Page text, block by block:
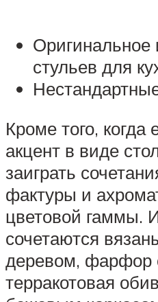
Оригинальное
стульев для
Кроме того, когда
акцент в виде
заиграть
фактуры и
цветовой гаммы.
сочетаются
деревом, фарфор
терракотовая